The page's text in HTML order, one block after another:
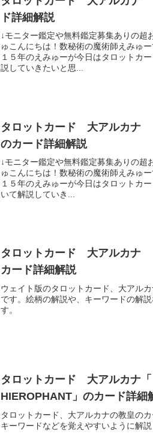
ド詳細解説
↓モニター鑑定や無料鑑定募集ありの超
ゅこんにちは！数秘術の魔術師えみゅ
１５年のえみゅーが今日はタロットカ
説していきたいと思...
タロットカード 大アルカナ
のカード詳細解説
↓モニター鑑定や無料鑑定募集ありの超
ゅこんにちは！数秘術の魔術師えみゅ
１５年のえみゅーが今日はタロットカ
いて解説していき...
タロットカード 大アルカナ
カード詳細解説
ウェイト版のタロットカード、大アル
です。絵柄の解説や、キーワードの解
す。
タロットカード 大アルカナ
HIEROPHANT」のカード詳細
タロットカード、大アルカナの教皇の
キーワードなどを覚えやすいように解説